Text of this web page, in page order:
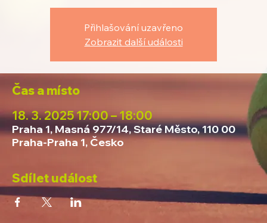
Přihlašování uzavřeno
Zobrazit další události
Čas a místo
18. 3. 2025 17:00 – 18:00
Praha 1, Masná 977/14, Staré Město, 110 00
Praha-Praha 1, Česko
Sdílet událost